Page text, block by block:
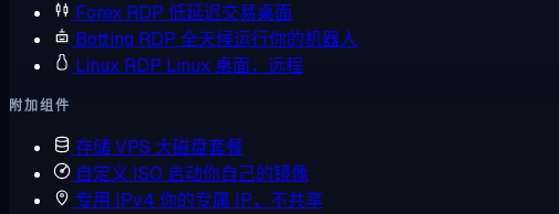
Forex RDP 低延迟交易桌面
Botting RDP 全天候运行你的机器人
Linux RDP Linux 桌面，远程
附加组件
存储 VPS 大磁盘套餐
自定义 ISO 启动你自己的镜像
专用 IPv4 你的专属 IP，不共享